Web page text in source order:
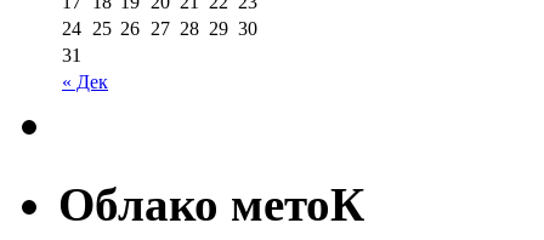
« Дек
24 25 26 27 28 29 30
31
Облако метоК